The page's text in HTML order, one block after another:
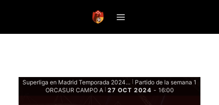
Superliga en Madrid Temporada 2024-25 - Fase de grupos
Partido de la semana 1
ORCASUR CAMPO A
27 OCT 2024 - 16:00